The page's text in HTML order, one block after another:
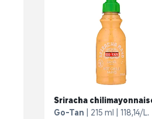
Sriracha
Go-Tan
215 ml 118,14/L.